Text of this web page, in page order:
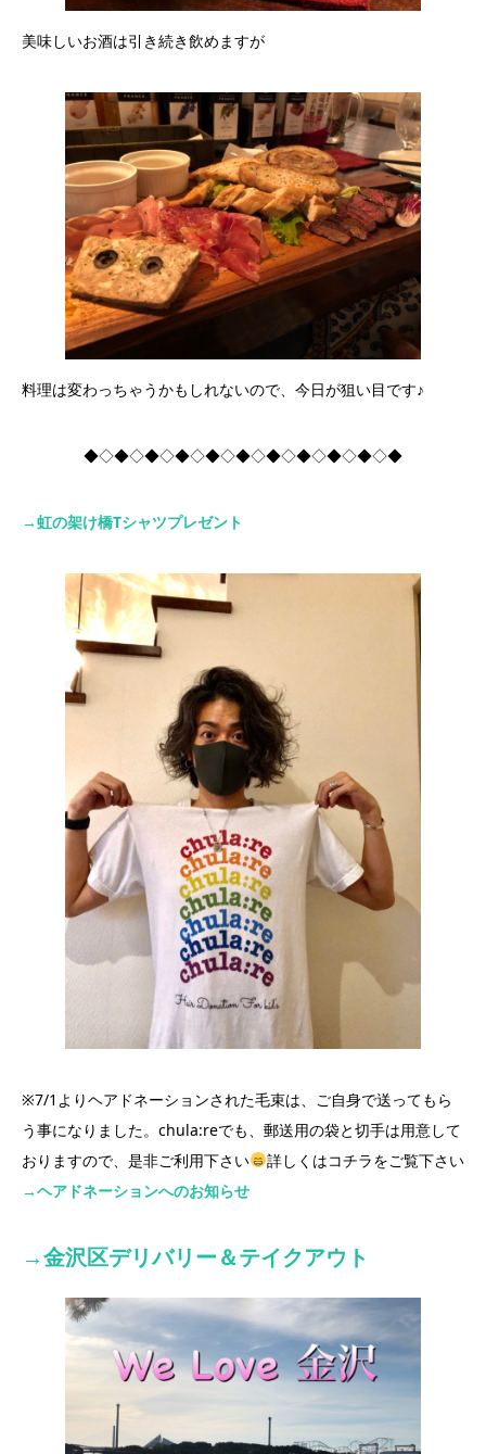
美味しいお酒は引き続き飲めますが
料理は変わっちゃうかもしれないので、今日が狙い目です♪
◆◇◆◇◆◇◆◇◆◇◆◇◆◇◆◇◆◇◆◇◆
→虹の架け橋Tシャツプレゼント
※7/1よりヘアドネーションされた毛束は、ご自身で送ってもら
う事になりました。chula:reでも、郵送用の袋と切手は用意して
おりますので、是非ご利用下さい
詳しくはコチラをご覧下さい
→ヘアドネーションへのお知らせ
→金沢区デリバリー＆テイクアウト